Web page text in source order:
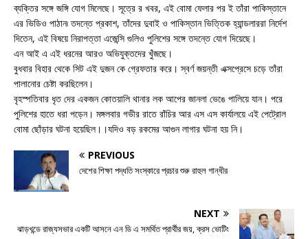
ব্যক্তির সঙ্গে জঙ্গি যোগ মিলেছে। সূত্রে র খবর, এই বোমা ফেলার পর ই তাঁরা পাকিস্তানে
এর ভিডিও পাঠান৷ তদন্তে প্রকাশ, তাঁদের দুবাই ও পাকিস্তান ভিত্তিক হ্যান্ডলাররা নির্দেশ
দিতেন, এই বিষয়ে নিরাপত্তা এজেন্সি গুলিও পুলিশের সঙ্গে তদন্তে যোগ দিয়েছে।
এন আই এ এই ধরনের আরও অভিযুক্তদের খুঁজছে।
বুধবার বিহার থেকে সিট এই দুজন কে গ্রেফতার করে। স্বর্ণ জয়ন্তী এক্সপ্রেসে চড়ে তাঁরা
পালানোর চেষ্টা করছিলেন।
বৃহস্পতিবার ধৃত দের একজন কোতয়ালি থানার লক আপের জানলা ভেঙে পালিয়ে যান। পরে
পুলিশের হাতে ধরা পড়েন। মঙ্গলবার গভীর রাতে রাঁচির আর এস এস কার্যালয়ে এই পেট্রোল
বোমা ছোঁড়ার ঘটনা হয়েছিল।।যদিও বড় রকমের আগুন লাগার ঘটনা হয় নি।
PREVIOUS
দেশের শিক্ষা পদ্ধতি সংস্কারে প্রচার শুরু রাহুল গান্ধীর
NEXT
ঝাড়খন্ডে রাজ্যসভার একটি আসনে এন ডি এ সমর্থিত প্রার্থীর জয়, ক্রস ভোটিং